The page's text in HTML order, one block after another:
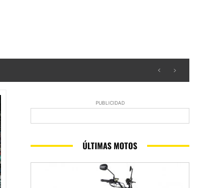
PUBLICIDAD
ÚLTIMAS MOTOS